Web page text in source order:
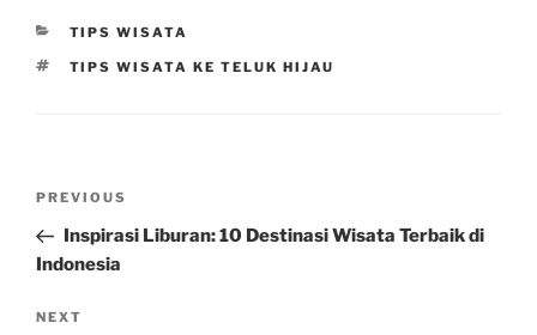
CATEGORIES
TIPS WISATA
TAGS
TIPS WISATA KE TELUK HIJAU
Previous
Post
PREVIOUS
Inspirasi Liburan: 10 Destinasi Wisata Terbaik di
Indonesia
Next
NEXT